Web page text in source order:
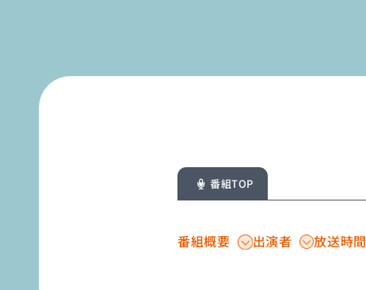
番組TOP
番組概要 出演者 放送時間